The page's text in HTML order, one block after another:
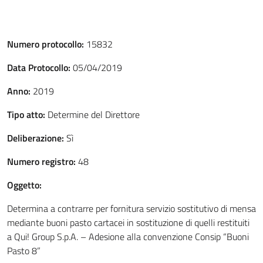
Numero protocollo: 15832
Data Protocollo: 05/04/2019
Anno: 2019
Tipo atto: Determine del Direttore
Deliberazione: Sì
Numero registro: 48
Oggetto:
Determina a contrarre per fornitura servizio sostitutivo di mensa
mediante buoni pasto cartacei in sostituzione di quelli restituiti
a Qui! Group S.p.A. – Adesione alla convenzione Consip “Buoni
Pasto 8”